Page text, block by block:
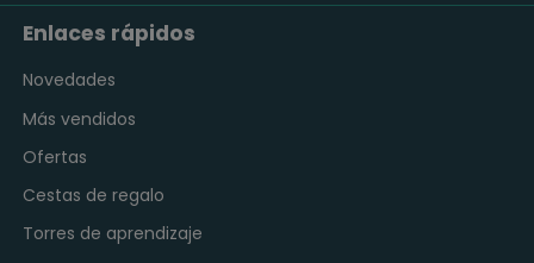
Enlaces rápidos
Novedades
Más vendidos
Ofertas
Cestas de regalo
Torres de aprendizaje